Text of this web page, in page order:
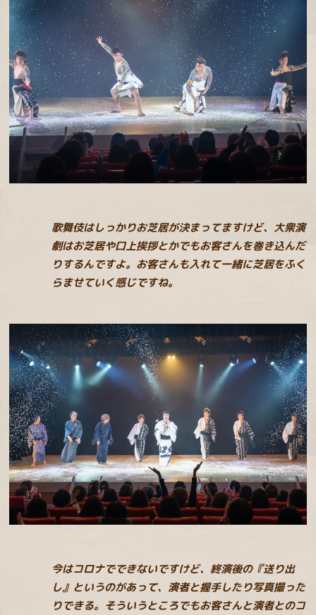
歌舞伎はしっかりお芝居が決まってますけど、大衆演
劇はお芝居や口上挨拶とかでもお客さんを巻き込んだ
りするんですよ。お客さんも入れて一緒に芝居をふく
らませていく感じですね。
今はコロナでできないですけど、終演後の『送り出
し』というのがあって、演者と握手したり写真撮った
りできる。そういうところでもお客さんと演者とのコ